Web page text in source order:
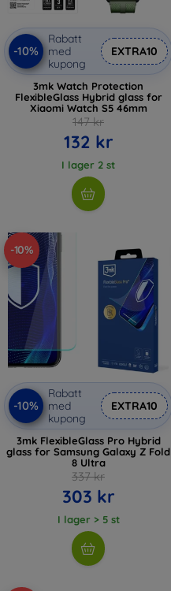
-10%
Rabatt
med
kupong
EXTRA10
3mk Watch Protection
FlexibleGlass Hybrid glass for
Xiaomi Watch S5 46mm
147 kr
132 kr
I lager 2 st
-10%
-10%
Rabatt
med
kupong
EXTRA10
3mk FlexibleGlass Pro Hybrid
glass for Samsung Galaxy Z Fold
8 Ultra
337 kr
303 kr
I lager > 5 st